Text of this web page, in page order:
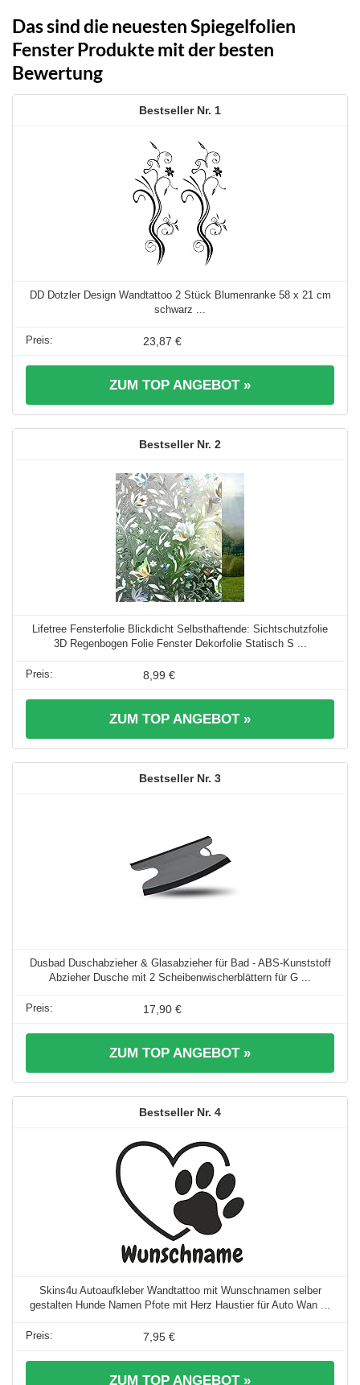
Das sind die neuesten Spiegelfolien
Fenster Produkte mit der besten
Bewertung
1
DD Dotzler Design Wandtattoo 2 Stück Blumenranke 58 x 21 cm
schwarz ...
23,87 €
ZUM TOP ANGEBOT »
2
Lifetree Fensterfolie Blickdicht Selbsthaftende: Sichtschutzfolie
3D Regenbogen Folie Fenster Dekorfolie Statisch S ...
8,99 €
ZUM TOP ANGEBOT »
3
Dusbad Duschabzieher & Glasabzieher für Bad - ABS-Kunststoff
Abzieher Dusche mit 2 Scheibenwischerblättern für G ...
17,90 €
ZUM TOP ANGEBOT »
4
Skins4u Autoaufkleber Wandtattoo mit Wunschnamen selber
gestalten Hunde Namen Pfote mit Herz Haustier für Auto Wan ...
7,95 €
ZUM TOP ANGEBOT »